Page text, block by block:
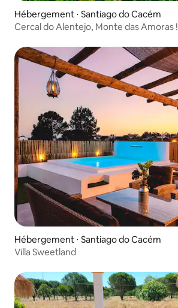
Hébergement ⋅ Santiago do Cacém
Cercal do Alentejo, Monte das Amoras !
Hébergement ⋅ Santiago do Cacém
Villa Sweetland